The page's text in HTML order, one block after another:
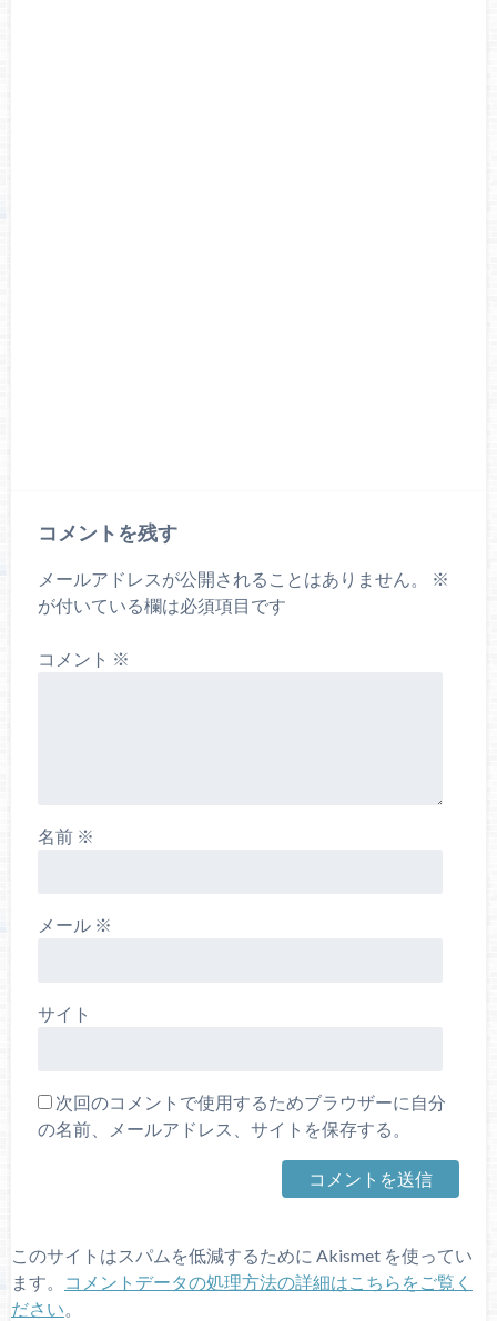
コメントを残す
メールアドレスが公開されることはありません。
※
が付いている欄は必須項目です
コメント ※
名前 ※
メール ※
サイト
次回のコメントで使用するためブラウザーに自分
の名前、メールアドレス、サイトを保存する。
このサイトはスパムを低減するために Akismet を使ってい
ます。
コメントデータの処理方法の詳細はこちらをご覧く
ださい。